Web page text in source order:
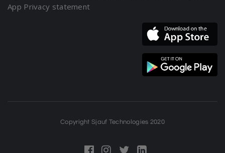
App Privacy statement
Copyright Sjauf Technologies 2020